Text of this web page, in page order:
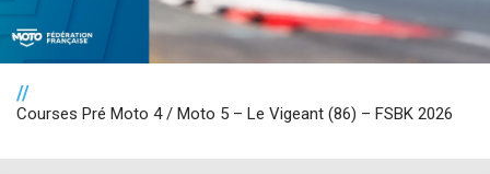
//
Courses Pré Moto 4 / Moto 5 – Le Vigeant (86) – FSBK 2026